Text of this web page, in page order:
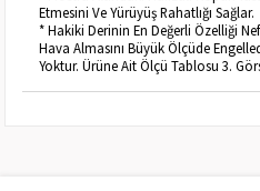
Etmesini Ve Yürüyüş Rahatlığı Sağlar.
* Hakiki Derinin En Değerli Özelliği
Hava Almasını Büyük Ölçüde
Yoktur. Ürüne Ait Ölçü Tablosu 3.